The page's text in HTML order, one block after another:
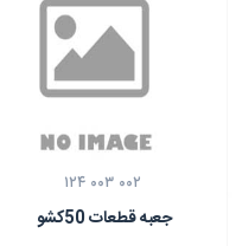
۱۲۴ ۰۰۳ ۰۰۲
جعبه قطعات 50کشو